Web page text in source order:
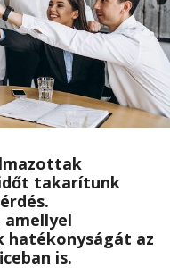
takarítunk
hatékonyságát az
is.